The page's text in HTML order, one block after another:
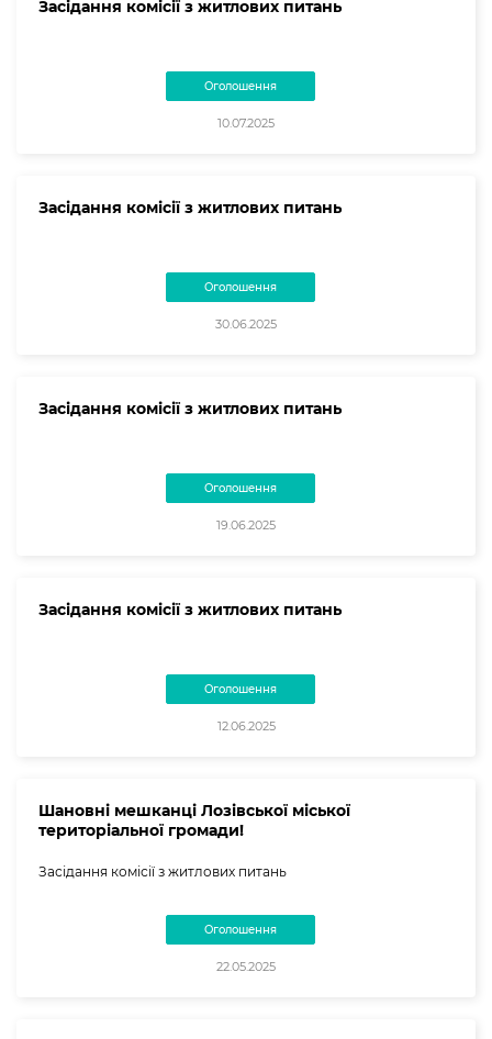
Засідання комісії з житлових питань
Оголошення
10.07.2025
Засідання комісії з житлових питань
Оголошення
30.06.2025
Засідання комісії з житлових питань
Оголошення
19.06.2025
Засідання комісії з житлових питань
Оголошення
12.06.2025
Шановні мешканці Лозівської міської
територіальної громади!
Засідання комісії з житлових питань
Оголошення
22.05.2025